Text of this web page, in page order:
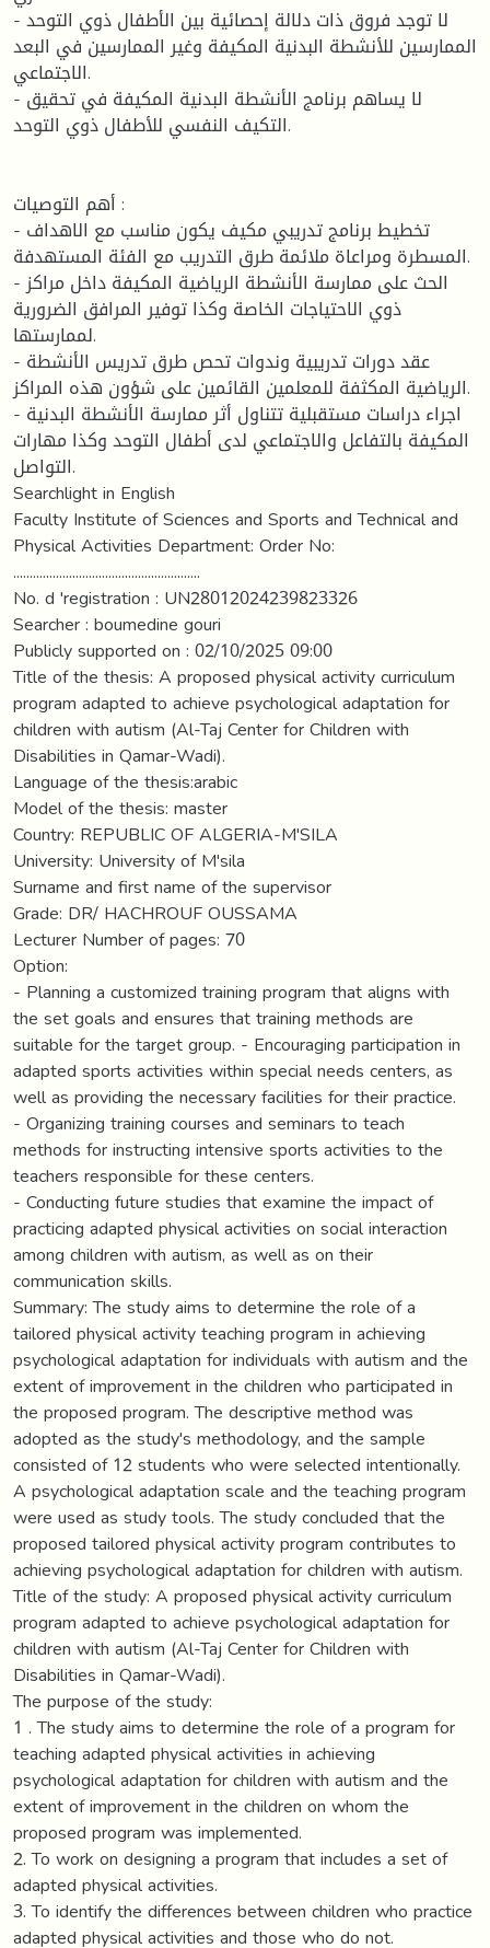
- لا توجد فروق ذات دلالة إحصائية بين الأطفال ذوي التوحد
الممارسين للأنشطة البدنية المكيفة وغير الممارسين في البعد
الاجتماعي.
- لا يساهم برنامج الأنشطة البدنية المكيفة في تحقيق
التكيف النفسي للأطفال ذوي التوحد.
أهم التوصيات :
- تخطيط برنامج تدريبي مكيف يكون مناسب مع الاهداف
المسطرة ومراعاة ملائمة طرق التدريب مع الفئة المستهدفة.
- الحث على ممارسة الأنشطة الرياضية المكيفة داخل مراكز
ذوي الاحتياجات الخاصة وكذا توفير المرافق الضرورية
لممارستها.
- عقد دورات تدريبية وندوات تحص طرق تدريس الأنشطة
الرياضية المكثفة للمعلمين القائمين على شؤون هذه المراكز.
- اجراء دراسات مستقبلية تتناول أثر ممارسة الأنشطة البدنية
المكيفة بالتفاعل والاجتماعي لدى أطفال التوحد وكذا مهارات
التواصل.
Searchlight in English
Faculty Institute of Sciences and Sports and Technical and
Physical Activities Department: Order No:
.........................................................
No. d 'registration : UN28012024239823326
Searcher : boumedine gouri
Publicly supported on : 02/10/2025 09:00
Title of the thesis: A proposed physical activity curriculum
program adapted to achieve psychological adaptation for
children with autism (Al-Taj Center for Children with
Disabilities in Qamar-Wadi).
Language of the thesis:arabic
Model of the thesis: master
Country: REPUBLIC OF ALGERIA-M'SILA
University: University of M'sila
Surname and first name of the supervisor
Grade: DR/ HACHROUF OUSSAMA
Lecturer Number of pages: 70
Option:
- Planning a customized training program that aligns with
the set goals and ensures that training methods are
suitable for the target group. - Encouraging participation in
adapted sports activities within special needs centers, as
well as providing the necessary facilities for their practice.
- Organizing training courses and seminars to teach
methods for instructing intensive sports activities to the
teachers responsible for these centers.
- Conducting future studies that examine the impact of
practicing adapted physical activities on social interaction
among children with autism, as well as on their
communication skills.
Summary: The study aims to determine the role of a
tailored physical activity teaching program in achieving
psychological adaptation for individuals with autism and the
extent of improvement in the children who participated in
the proposed program. The descriptive method was
adopted as the study's methodology, and the sample
consisted of 12 students who were selected intentionally.
A psychological adaptation scale and the teaching program
were used as study tools. The study concluded that the
proposed tailored physical activity program contributes to
achieving psychological adaptation for children with autism.
Title of the study: A proposed physical activity curriculum
program adapted to achieve psychological adaptation for
children with autism (Al-Taj Center for Children with
Disabilities in Qamar-Wadi).
The purpose of the study:
1 . The study aims to determine the role of a program for
teaching adapted physical activities in achieving
psychological adaptation for children with autism and the
extent of improvement in the children on whom the
proposed program was implemented.
2. To work on designing a program that includes a set of
adapted physical activities.
3. To identify the differences between children who practice
adapted physical activities and those who do not.